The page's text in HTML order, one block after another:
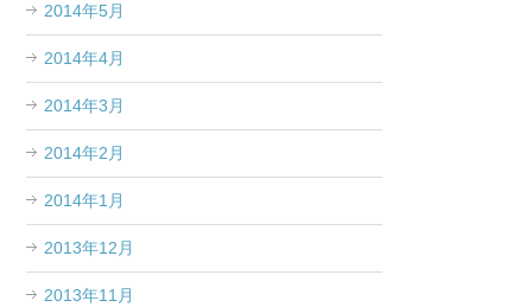
2014年5月
2014年4月
2014年3月
2014年2月
2014年1月
2013年12月
2013年11月